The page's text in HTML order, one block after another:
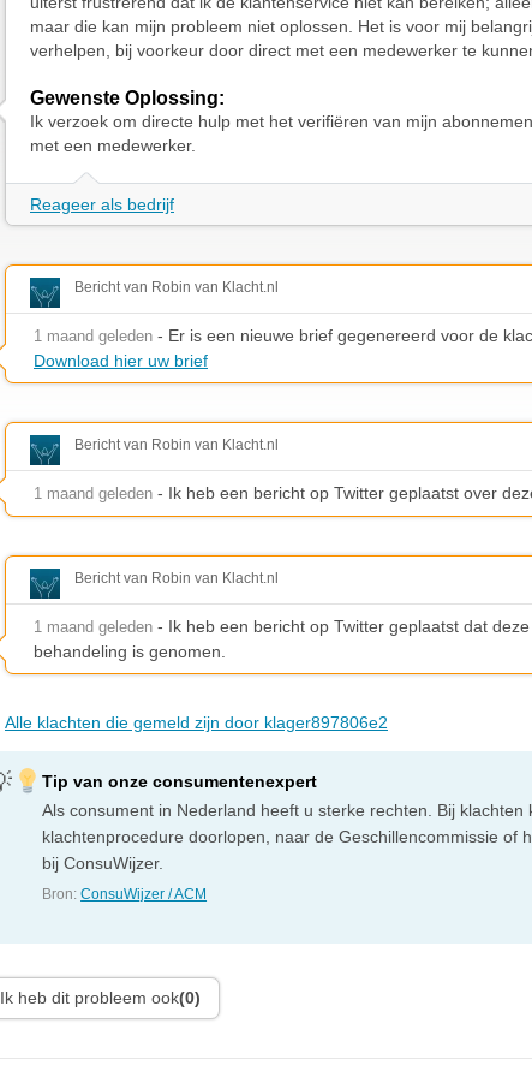
maar die kan mijn probleem niet oplossen. Het is voor mij
verhelpen, bij voorkeur door direct met een medewerker te
Gewenste Oplossing:
Ik verzoek om directe hulp met het verifiëren van mijn
met een medewerker.
Reageer als bedrijf
Bericht van Robin van Klacht.nl
1 maand geleden - Er is een nieuwe brief gegenereerd voor de
Download hier uw brief
Bericht van Robin van Klacht.nl
1 maand geleden - Ik heb een bericht op Twitter geplaatst over
Bericht van Robin van Klacht.nl
1 maand geleden - Ik heb een bericht op Twitter geplaatst dat
behandeling is genomen.
Alle klachten die gemeld zijn door klager897806e2
Tip van onze consumentenexpert
Als consument in Nederland heeft u sterke rechten. Bij klachten
klachtenprocedure doorlopen, naar de Geschillencommissie of
bij ConsuWijzer.
Bron:ConsuWijzer / ACM
Ik heb dit probleem ook(0)